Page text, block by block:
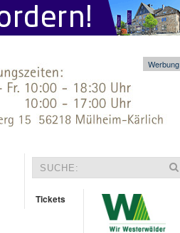
Werbung
Tickets